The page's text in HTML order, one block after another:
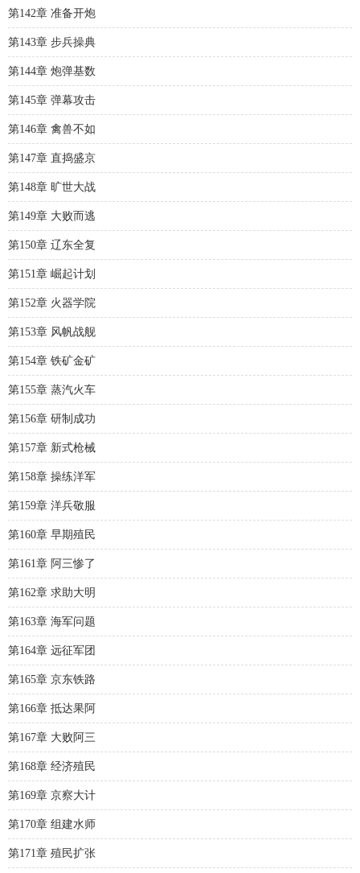
第142章 准备开炮
第143章 步兵操典
第144章 炮弹基数
第145章 弹幕攻击
第146章 禽兽不如
第147章 直捣盛京
第148章 旷世大战
第149章 大败而逃
第150章 辽东全复
第151章 崛起计划
第152章 火器学院
第153章 风帆战舰
第154章 铁矿金矿
第155章 蒸汽火车
第156章 研制成功
第157章 新式枪械
第158章 操练洋军
第159章 洋兵敬服
第160章 早期殖民
第161章 阿三惨了
第162章 求助大明
第163章 海军问题
第164章 远征军团
第165章 京东铁路
第166章 抵达果阿
第167章 大败阿三
第168章 经济殖民
第169章 京察大计
第170章 组建水师
第171章 殖民扩张